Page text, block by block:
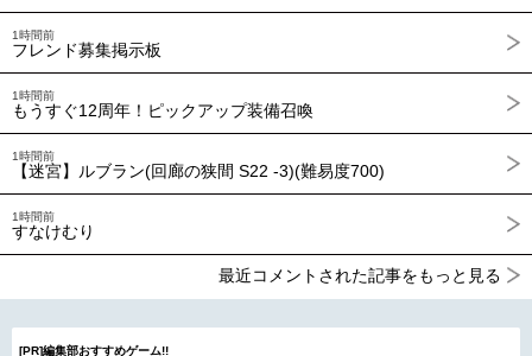
1時間前
フレンド募集掲示板
1時間前
もうすぐ12周年！ピックアップ装備召喚
1時間前
【迷宮】ルブラン(回廊の狭間 S22 -3)(難易度700)
1時間前
すなけむり
最近コメントされた記事をもっと見る
[PR]編集部おすすめゲーム!!